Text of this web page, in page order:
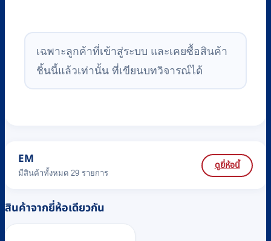
เฉพาะลูกค้าที่เข้าสู่ระบบ และเคยซื้อสินค้า
ชิ้นนี้แล้วเท่านั้น ที่เขียนบทวิจารณ์ได้
EM
มีสินค้าทั้งหมด 29 รายการ
ดูยี่ห้อนี้
สินค้าจากยี่ห้อเดียวกัน